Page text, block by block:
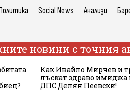
Social News Анализи
новини с точния
Как Ивайло Мирчев и
лъскат здраво имиджа
ДПС Делян Пеевски!